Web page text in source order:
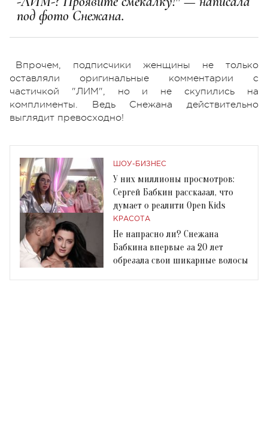
под фото Снежана.
Впрочем, подписчики женщины не только
оставляли оригинальные комментарии с
частичкой "ЛИМ", но и не скупились на
комплименты. Ведь Снежана действительно
выглядит превосходно!
ШОУ-БИЗНЕС
У них миллионы просмотров:
Сергей Бабкин рассказал, что
думает о реалити Open Kids
КРАСОТА
Не напрасно ли? Снежана
Бабкина впервые за 20 лет
обрезала свои шикарные волосы